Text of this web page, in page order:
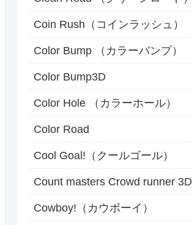
Coin Rush（コインラッシュ）
Color Bump （カラーバンプ）
Color Bump3D
Color Hole （カラーホール）
Color Road
Cool Goal!（クールゴール）
Count masters Crowd runner 3D
Cowboy!（カウボーイ）